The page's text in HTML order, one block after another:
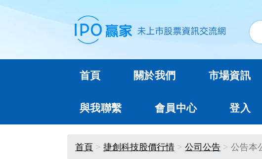
首頁 關於我們 市場資訊
與我聯繫 會員中心 登入
首頁 捷創科技股價行情 公司公告 公告本